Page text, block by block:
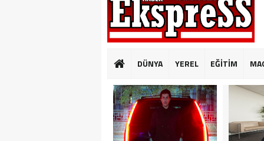
19:51 -
19:49 -
GÜNKÜ GİBİ
10:14 -
Edildi!”
19:53 -
DÜNYA YEREL EĞİTİM